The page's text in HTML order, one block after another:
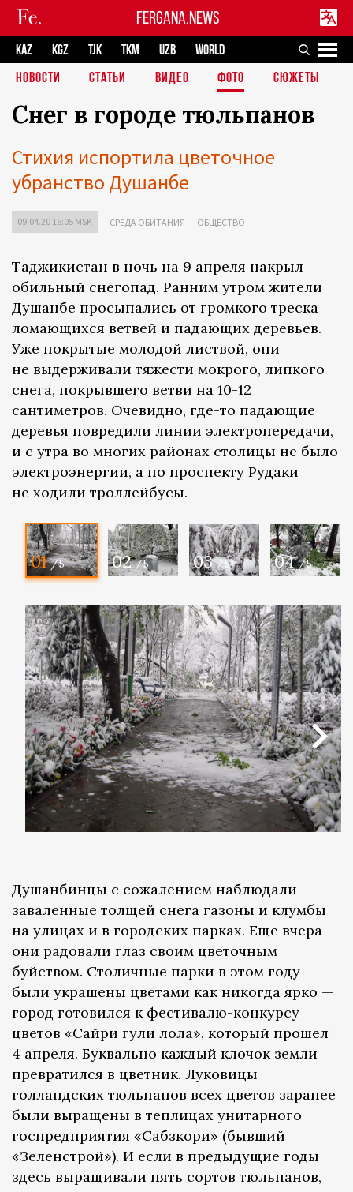
FERGANA.NEWS
KAZ KGZ TJK TKM UZB
WORLD
НОВОСТИ
СТАТЬИ ВИДЕО ФОТО СЮЖЕТЫ
Снег в городе тюльпанов
Стихия испортила цветочное
убранство Душанбе
09.04.20 16:05 MSK СРЕДА ОБИТАНИЯ ОБЩЕСТВО
Таджикистан в ночь на 9 апреля накрыл
обильный снегопад. Ранним утром жители
Душанбе просыпались от громкого треска
ломающихся ветвей и падающих деревьев.
Уже покрытые молодой листвой, они
не выдерживали тяжести мокрого, липкого
снега, покрывшего ветви на 10-12
сантиметров. Очевидно, где-то падающие
деревья повредили линии электропередачи,
и с утра во многих районах столицы не было
электроэнергии, а по проспекту Рудаки
не ходили троллейбусы.
01 /5 02 /5 03 /5 04 /5
Душанбинцы с сожалением наблюдали
заваленные толщей снега газоны и клумбы
на улицах и в городских парках. Еще вчера
они радовали глаз своим цветочным
буйством. Столичные парки в этом году
были украшены цветами как никогда ярко —
город готовился к фестивалю-конкурсу
цветов «Сайри гули лола», который прошел
4 апреля. Буквально каждый клочок земли
превратился в цветник. Луковицы
голландских тюльпанов всех цветов заранее
были выращены в теплицах унитарного
госпредприятия «Сабзкори» (бывший
«Зеленстрой»). И если в предыдущие годы
здесь выращивали пять сортов тюльпанов,